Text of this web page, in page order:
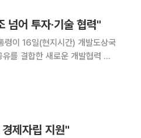
어 투자·기술 협력"
령이 16일(현지시간) 개발도상국
를 결합한 새로운 개발협력 모
제자립 지원"